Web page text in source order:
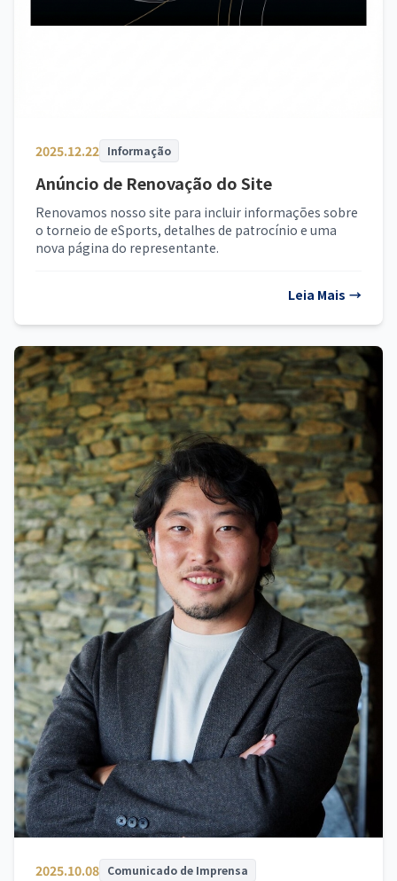
2025.12.22 Informação
Anúncio de Renovação do Site
Renovamos nosso site para incluir informações sobre
o torneio de eSports, detalhes de patrocínio e uma
nova página do representante.
Leia Mais →
2025.10.08 Comunicado de Imprensa